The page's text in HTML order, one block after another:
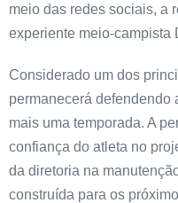
meio das redes sociais, a
experiente meio-campista
Considerado um dos
permanecerá defendendo
mais uma temporada. A
confiança do atleta no
da diretoria na
construída para os